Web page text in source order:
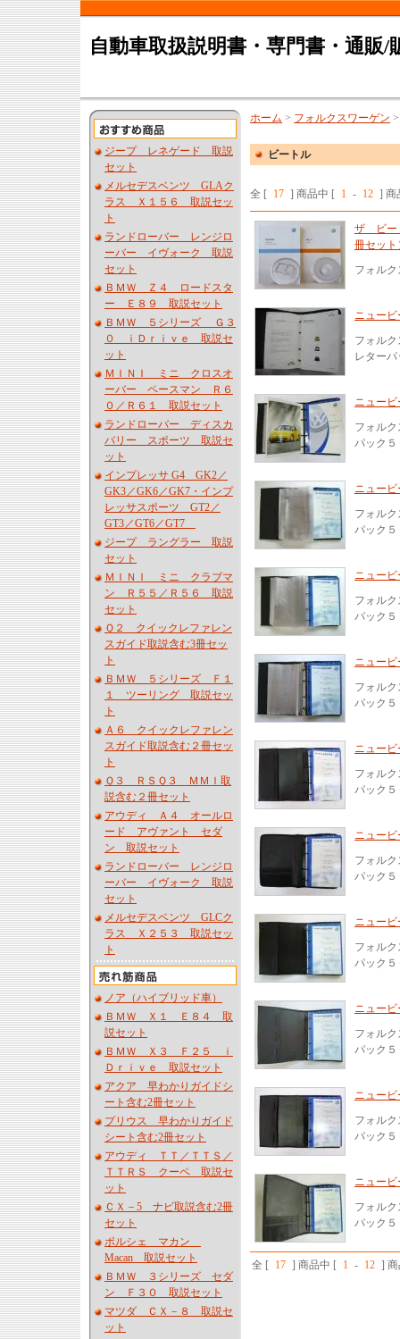
自動車取扱説明書・専門書・通販/
ジープ レネゲード 取説
セット
メルセデスベンツ GLAク
ラス Ｘ１５６ 取説セッ
ト
ランドローバー レンジロ
ーバー イヴォーク 取説
セット
ＢＭＷ Ｚ４ ロードスタ
ー Ｅ８９ 取説セット
ＢＭＷ ５シリーズ Ｇ３
０ ｉＤｒｉｖｅ 取説セ
ット
ＭＩＮＩ ミニ クロスオ
ーバー ペースマン Ｒ６
０／Ｒ６１ 取説セット
ランドローバー ディスカ
バリー スポーツ 取説セ
ット
インプレッサ G4 GK2／
GK3／GK6／GK7・インプ
レッサスポーツ GT2／
GT3／GT6／GT7
ジープ ラングラー 取説
セット
ＭＩＮＩ ミニ クラブマ
ン Ｒ５５／Ｒ５６ 取説
セット
Ｑ２ クイックレファレン
スガイド取説含む3冊セッ
ト
ＢＭＷ ５シリーズ Ｆ１
１ ツーリング 取説セッ
ト
Ａ６ クイックレファレン
スガイド取説含む２冊セッ
ト
Ｑ３ ＲＳＱ３ ＭＭＩ取
説含む２冊セット
アウディ Ａ４ オールロ
ード アヴァント セダ
ン 取説セット
ランドローバー レンジロ
ーバー イヴォーク 取説
セット
メルセデスベンツ GLCク
ラス Ｘ２５３ 取説セッ
ト
ノア（ハイブリッド車）
ＢＭＷ Ｘ１ Ｅ８４ 取
説セット
ＢＭＷ Ｘ３ Ｆ２５ ｉ
Ｄｒｉｖｅ 取説セット
アクア 早わかりガイドシ
ート含む2冊セット
プリウス 早わかりガイド
シート含む2冊セット
アウディ ＴＴ／ＴＴＳ／
ＴＴＲＳ クーペ 取説セ
ット
ＣＸ－5 ナビ取説含む2冊
セット
ポルシェ マカン
Macan 取説セット
ＢＭＷ ３シリーズ セダ
ン Ｆ３０ 取説セット
マツダ ＣＸ－８ 取説セ
ット
ホーム > フォルクスワーゲン
ビートル
全 [ 17 ] 商品中 [ 1 - 12 ] 商
ザ ビー
冊セット
フォル
ニュー
フォル
レター
ニュー
フォル
パック５
ニュー
フォル
パック５
ニュー
フォル
パック５
ニュー
フォル
パック５
ニュー
フォル
パック５
ニュー
フォル
パック５
ニュー
フォル
パック５
ニュー
フォル
パック５
ニュー
フォル
パック５
ニュー
フォル
パック５
全 [ 17 ] 商品中 [ 1 - 12 ] 商